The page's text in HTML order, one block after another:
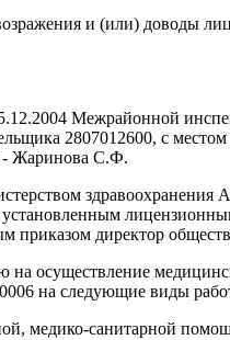
и (или) доводы
Межрайонной
2807012600, с
- Жаринова С.Ф.
установленным
приказом директор
на следующие виды
медико-санитарной